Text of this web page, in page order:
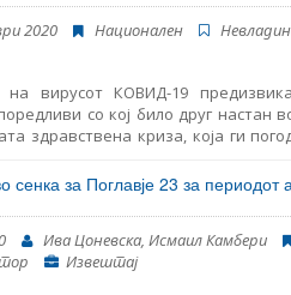
старател на задржаните деца
доцнење околу
2020 Национален
на вирусот КОВИД-19
со кој било друг настан
здравствена криза, која ги
предизвикува несогледливи
кои човештвото допрва ќе се
неизвесниот тек на настаните,
дека е неминовно
справување со
А бидејќи во време на вонредна
надвор од рамките на она
сенка за Поглавје 23 за
Ива Цоневска, Исмаил Камбери
Извештај